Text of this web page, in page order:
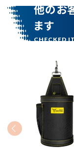
他のお
ます